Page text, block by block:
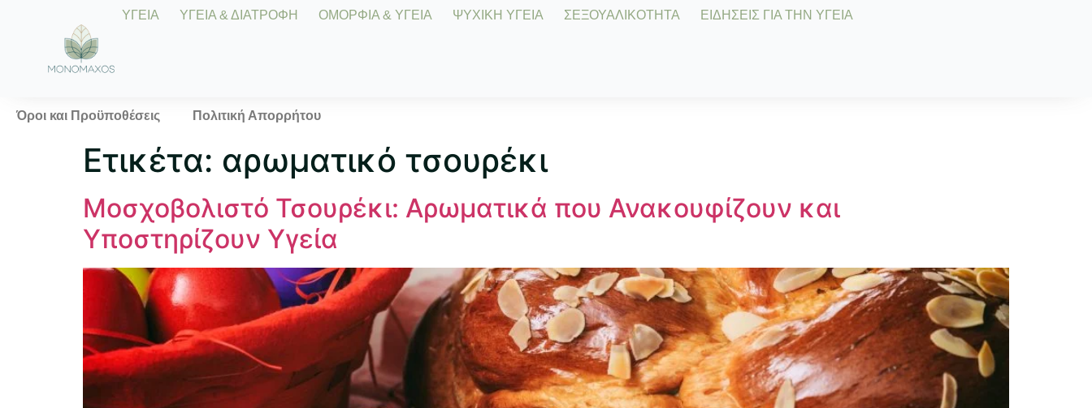
ΥΓΕΙΑ ΥΓΕΙΑ & ΔΙΑΤΡΟΦΗ ΟΜΟΡΦΙΑ & ΥΓΕΙΑ ΨΥΧΙΚΗ ΥΓΕΙΑ ΣΕΞΟΥΑΛΙΚΟΤΗΤΑ ΕΙΔΗΣΕΙΣ ΓΙΑ ΤΗΝ ΥΓΕΙΑ
Όροι και Προϋποθέσεις Πολιτική Απορρήτου
Ετικέτα: αρωματικό τσουρέκι
Μοσχοβολιστό Τσουρέκι: Αρωματικά που Ανακουφίζουν και
Υποστηρίζουν Υγεία